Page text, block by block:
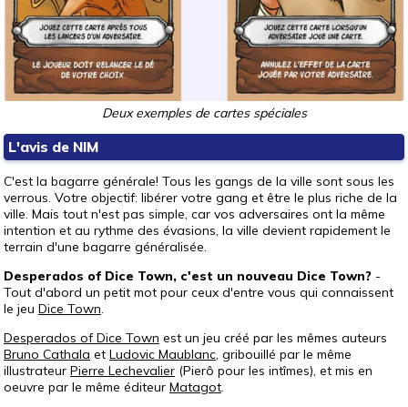
Deux exemples de cartes spéciales
L'avis de NIM
C'est la bagarre générale! Tous les gangs de la ville sont sous les
verrous. Votre objectif: libérer votre gang et être le plus riche de la
ville. Mais tout n'est pas simple, car vos adversaires ont la même
intention et au rythme des évasions, la ville devient rapidement le
terrain d'une bagarre généralisée.
Desperados of Dice Town, c'est un nouveau Dice Town? -
Tout d'abord un petit mot pour ceux d'entre vous qui connaissent
le jeu Dice Town.
Desperados of Dice Town est un jeu créé par les mêmes auteurs
Bruno Cathala et Ludovic Maublanc, gribouillé par le même
illustrateur Pierre Lechevalier (Pierô pour les intîmes), et mis en
oeuvre par le même éditeur Matagot.